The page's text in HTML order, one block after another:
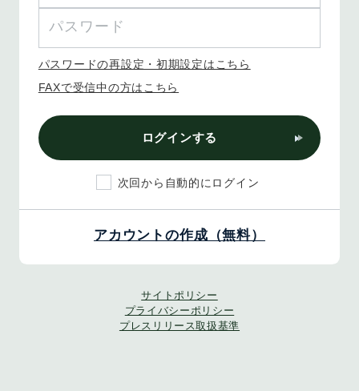
パスワードの再設定・初期設定はこちら
FAXで受信中の方はこちら
ログインする
次回から自動的にログイン
アカウントの作成（無料）
サイトポリシー
プライバシーポリシー
プレスリリース取扱基準